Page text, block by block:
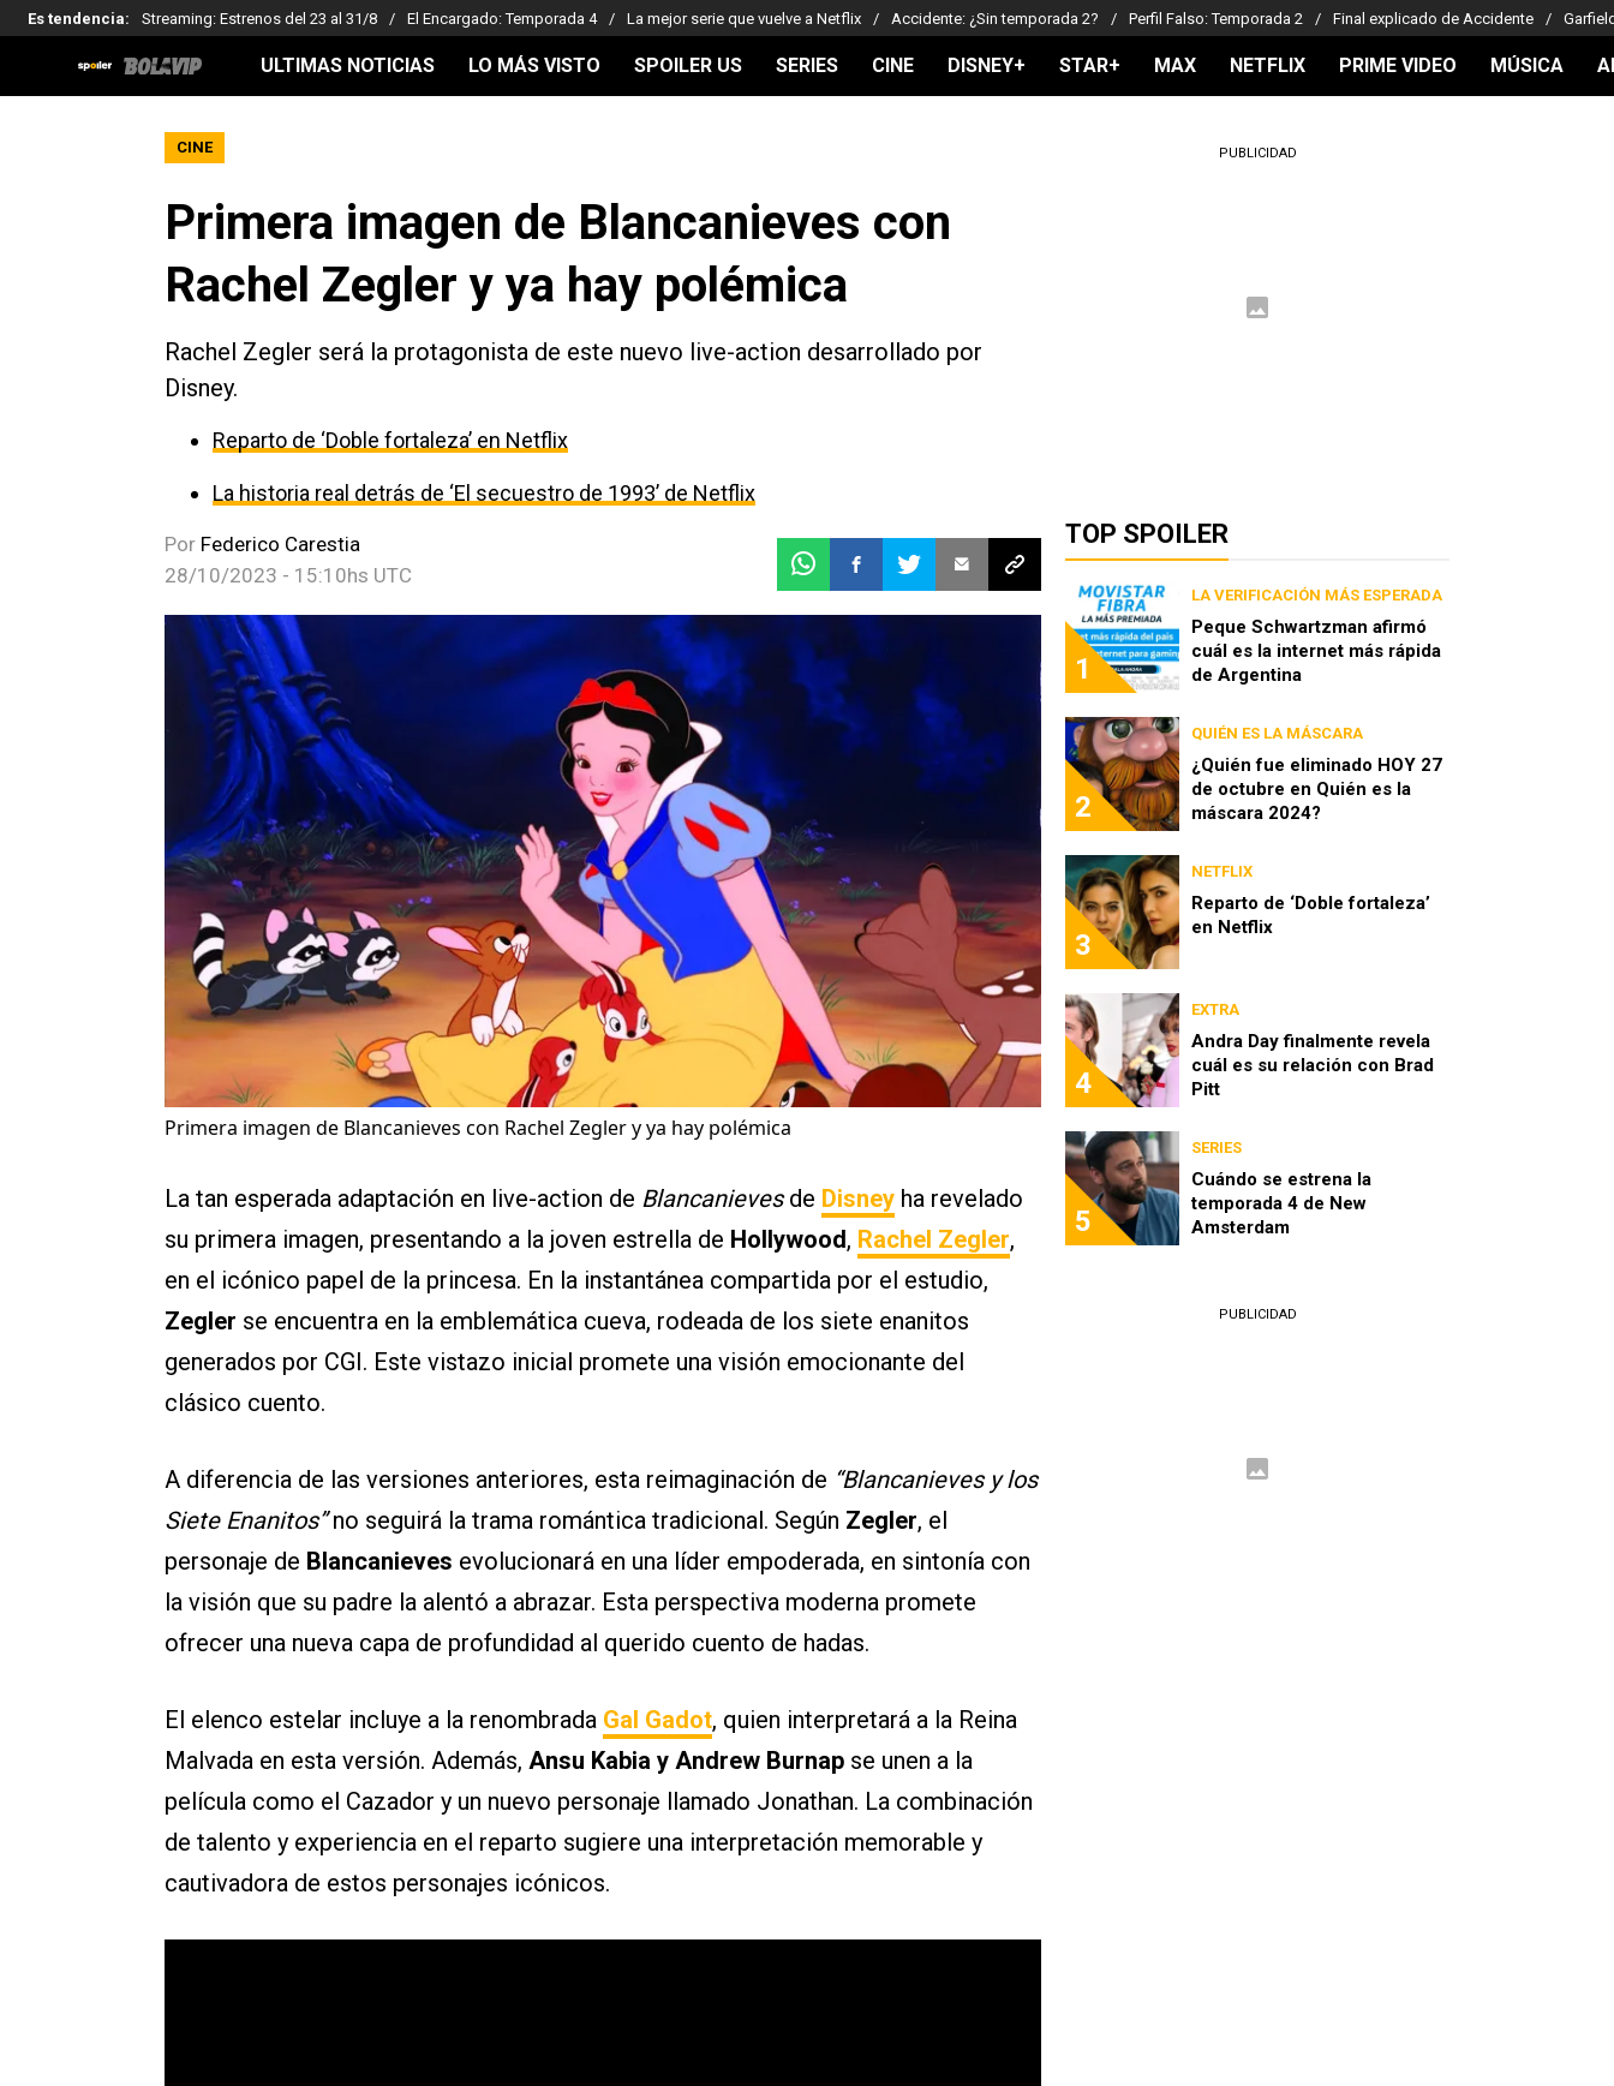
Es tendencia: Streaming: Estrenos del 23 al 31/8 El Encargado: Temporada 4 La mejor serie que vuelve a Netflix Accidente: ¿Sin temporada 2? Perfil Falso: Temporada 2 Final explicado de Accidente
ULTIMAS NOTICIAS LO MÁS VISTO SPOILER US SERIES CINE DISNEY+ STAR+ MAX NETFLIX PRIME VIDEO MÚSICA
CINE
Primera imagen de Blancanieves con
Rachel Zegler y ya hay polémica
Rachel Zegler será la protagonista de este nuevo live-action desarrollado por
Disney.
Reparto de ‘Doble fortaleza’ en Netflix
La historia real detrás de ‘El secuestro de 1993’ de Netflix
Por Federico Carestia
28/10/2023 - 15:10hs UTC
Primera imagen de Blancanieves con Rachel Zegler y ya hay polémica
La tan esperada adaptación en live-action de Blancanievesde Disney ha revelado
su primera imagen, presentando a la joven estrella de Hollywood, Rachel Zegler,
en el icónico papel de la princesa. En la instantánea compartida por el estudio,
Zegler se encuentra en la emblemática cueva, rodeada de los siete enanitos
generados por CGI. Este vistazo inicial promete una visión emocionante del
clásico cuento.
A diferencia de las versiones anteriores, esta reimaginación de “Blancanieves y los
Siete Enanitos”no seguirá la trama romántica tradicional. Según Zegler, el
personaje de Blancanieves evolucionará en una líder empoderada, en sintonía con
la visión que su padre la alentó a abrazar. Esta perspectiva moderna promete
ofrecer una nueva capa de profundidad al querido cuento de hadas.
El elenco estelar incluye a la renombrada Gal Gadot, quien interpretará a la Reina
Malvada en esta versión. Además, Ansu Kabia y Andrew Burnap se unen a la
película como el Cazador y un nuevo personaje llamado Jonathan. La combinación
de talento y experiencia en el reparto sugiere una interpretación memorable y
cautivadora de estos personajes icónicos.
PUBLICIDAD
TOP SPOILER
1
LA VERIFICACIÓN MÁS ESPERADA
Peque Schwartzman afirmó
cuál es la internet más rápida
de Argentina
2
QUIÉN ES LA MÁSCARA
¿Quién fue eliminado HOY 27
de octubre en Quién es la
máscara 2024?
3
NETFLIX
Reparto de ‘Doble fortaleza’
en Netflix
4
EXTRA
Andra Day finalmente revela
cuál es su relación con Brad
Pitt
5
SERIES
Cuándo se estrena la
temporada 4 de New
Amsterdam
PUBLICIDAD